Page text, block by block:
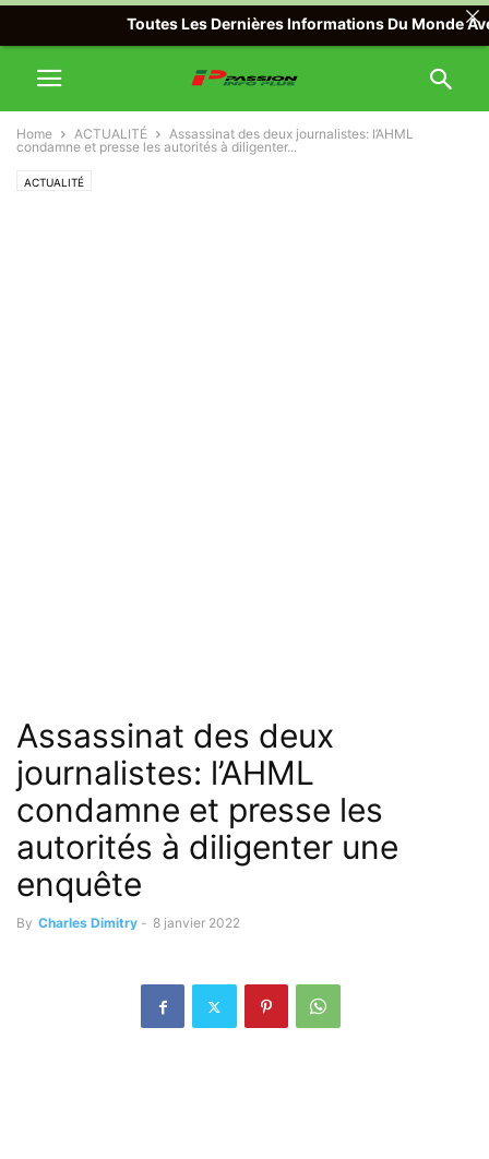
Home ACTUALITÉ
Assassinat des deux journalistes: l’AHML
condamne et presse les autorités à diligenter...
ACTUALITÉ
Assassinat des deux
journalistes: l’AHML
condamne et presse les
autorités à diligenter une
enquête
By Charles Dimitry - 8 janvier 2022
Toutes Les Dernières Informations Du Monde